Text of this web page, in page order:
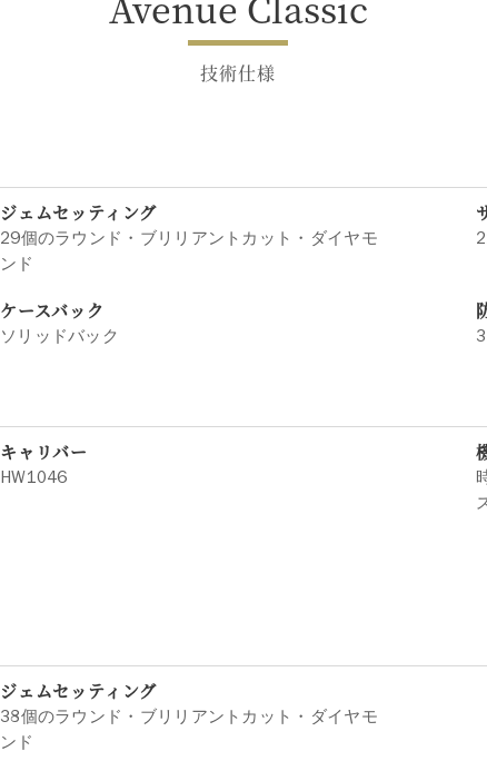
技術仕様
ジェムセッティング
29個のラウンド・ブリリアントカット・ダイヤモ
ンド
ケースバック
ソリッドバック 3
キャリバー
HW1046
ジェムセッティング
38個のラウンド・ブリリアントカット・ダイヤモ
ンド